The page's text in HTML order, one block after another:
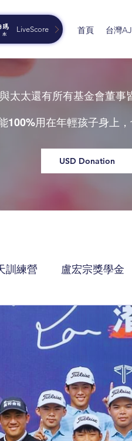
LiveScore 首頁 台灣
太太還有所有基金會董
100%用在年輕孩子身上
USD Donation
訓練營 盧宏宗獎學金